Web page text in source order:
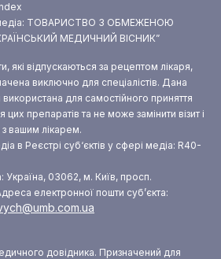
медіа: ТОВАРИСТВО З ОБМЕЖЕНОЮ
МЕДИЧНИЙ ВІСНИК”
які відпускаються за рецептом лікаря,
виключно для спеціалістів. Дана
для самостійного приняття
препаратів та не може замінити візит і
з вашим лікарем.
в Реєстрі суб‘єктів у сфері медіа: R40-
Україна, 03062, м. Київ, просп.
електронної пошти суб’єкта:
довідника. Призначений для